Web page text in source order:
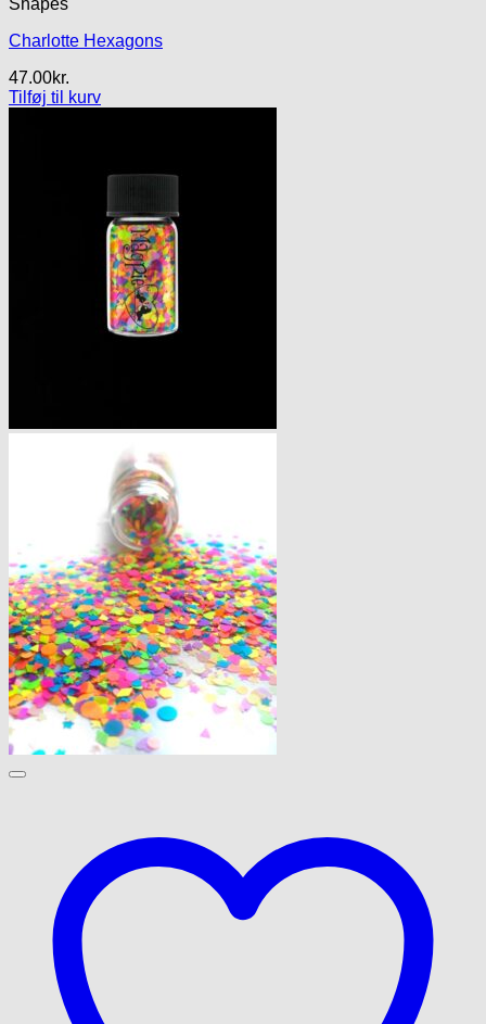
Shapes
Charlotte Hexagons
47.00kr.
Tilføj til kurv